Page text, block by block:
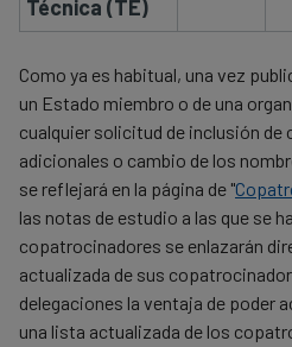
Técnica (TE)
Como ya es habitual, una vez
un Estado miembro o de una
cualquier solicitud de inclusión
adicionales o cambio de los
se reflejará en la página de "
las notas de estudio a las que se
copatrocinadores se enlazarán
actualizada de sus
delegaciones la ventaja de poder
una lista actualizada de los
and
cookies